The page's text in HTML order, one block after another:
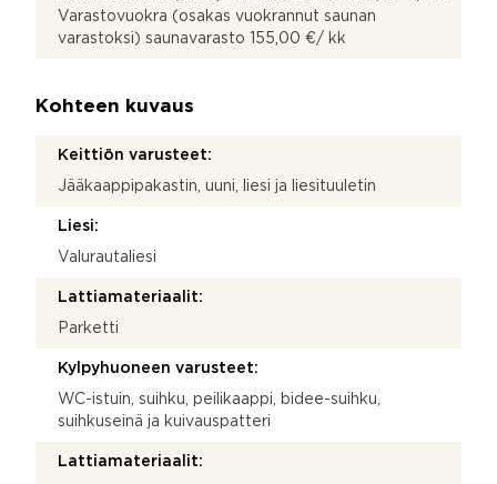
Varastovuokra (osakas vuokrannut saunan
varastoksi) saunavarasto 155,00 €/ kk
Kohteen kuvaus
Keittiön varusteet:
Jääkaappipakastin, uuni, liesi ja liesituuletin
Liesi:
Valurautaliesi
Lattiamateriaalit:
Parketti
Kylpyhuoneen varusteet:
WC-istuin, suihku, peilikaappi, bidee-suihku,
suihkuseinä ja kuivauspatteri
Lattiamateriaalit: